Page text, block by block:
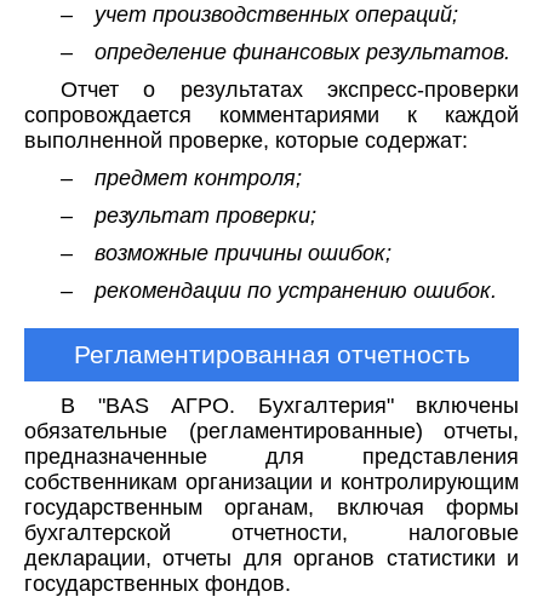
– учет производственных операций;
– определение финансовых результатов.
Отчет о результатах экспресс-проверки
сопровождается комментариями к каждой
выполненной проверке, которые содержат:
– предмет контроля;
– результат проверки;
– возможные причины ошибок;
– рекомендации по устранению ошибок.
Регламентированная отчетность
В "BAS АГРО. Бухгалтерия" включены
обязательные (регламентированные) отчеты,
предназначенные для представления
собственникам организации и контролирующим
государственным органам, включая формы
бухгалтерской отчетности, налоговые
декларации, отчеты для органов статистики и
государственных фондов.